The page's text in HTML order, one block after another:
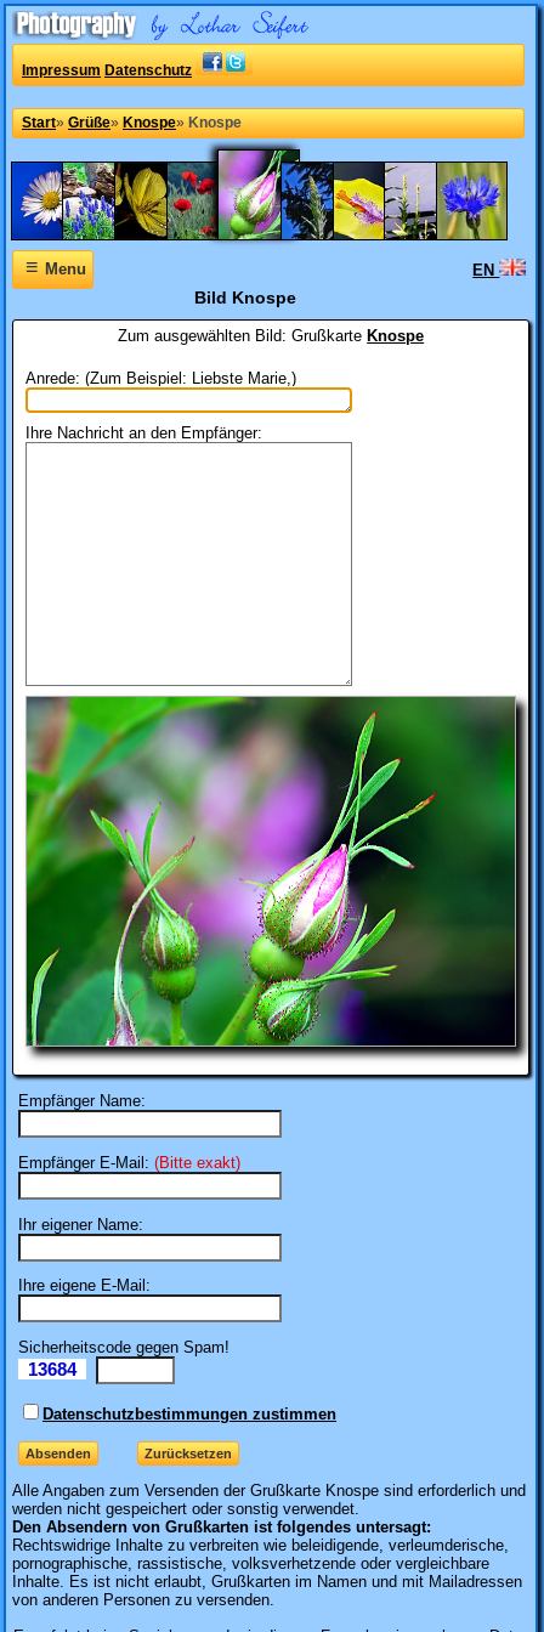
Impressum Datenschutz
Start» Grüße» Knospe» Knospe
≡Menu EN
Bild Knospe
Zum ausgewählten Bild:GrußkarteKnospe
Anrede: (Zum Beispiel: Liebste Marie,)
Ihre Nachricht an den Empfänger:
Empfänger Name:
Empfänger E-Mail: (Bitte exakt)
Ihr eigener Name:
Ihre eigene E-Mail:
Sicherheitscode gegen Spam!
13684Il
Datenschutzbestimmungen zustimmen
Alle Angaben zum Versenden der Grußkarte Knospe sind erforderlich und
werden nicht gespeichert oder sonstig verwendet.
Den Absendern von Grußkarten ist folgendes untersagt:
Rechtswidrige Inhalte zu verbreiten wie beleidigende, verleumderische,
pornographische, rassistische, volksverhetzende oder vergleichbare
Inhalte. Es ist nicht erlaubt, Grußkarten im Namen und mit Mailadressen
von anderen Personen zu versenden.